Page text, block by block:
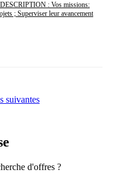
: Vos missions:
; Superviser leur avancement
suivantes
d'offres ?